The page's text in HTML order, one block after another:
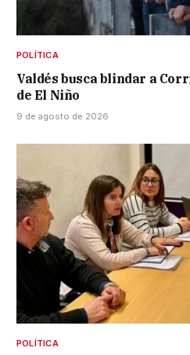
POLÍTICA
Valdés busca blindar a
de El Niño
9 de agosto de 2026
POLÍTICA